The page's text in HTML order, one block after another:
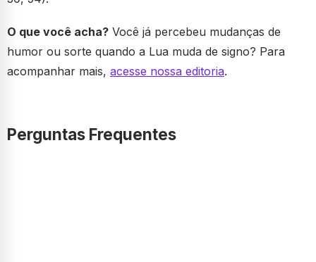
O que você acha? Você já percebeu mudanças de
humor ou sorte quando a Lua muda de signo? Para
acompanhar mais, acesse nossa editoria.
Perguntas Frequentes